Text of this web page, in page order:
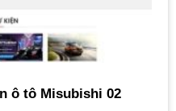
ô tô Misubishi 02